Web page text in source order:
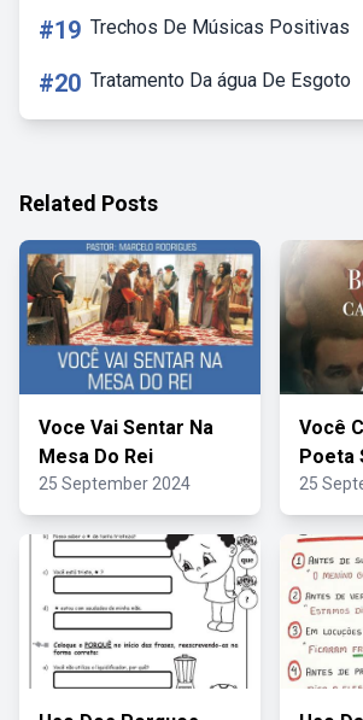
#19 Trechos De Músicas Positivas
#20 Tratamento Da água De Esgoto
Related Posts
Voce Vai Sentar Na
Mesa Do Rei
25 September 2024
Você
Poeta
25